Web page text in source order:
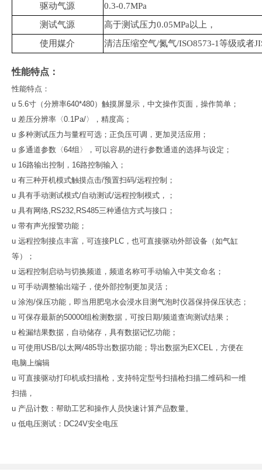
驱动气源
0.3-0.7MPa
测试气源
高于测试压力0.05MPa以上，
使用媒介
清洁压缩空气/氮气/ISO8573-1等级或者
性能特点：
性能特点：
u 5.6寸（分辨率640*480）触摸屏显示，中文操作页面，操作简单；
u 差压分辨率〈0.1Pa/〉，精度高；
u 多种测试压力与量程可选；正负压可调，更加灵活应用；
u 多通道参数〈64组〉，可以容易的进行参数通道的选择与设定；
u 16路输出控制，16路控制输入；
u 有三种开机模式触摸点击/预置扫码/远程控制；
u 具有手动测试模式/自动测试/远程控制模式，；
u 具有网络,RS232,RS485三种通信方式与接口；
u 带有声光报警功能；
u 远程控制接点丰富，可连接PLC，也可直接驱动外部设备（如气缸
等）；
u 远程控制启动与切换频道，频道名称可手动输入中英文命名；
u 可手动调整输出端子，使外部控制更加灵活；
u 涂泡/保压功能，即当用肥皂水会浸水目测气泡时仪器保持保压状态；
u 可保存最新的50000组检测数据，可按日期/频道查询测试结果；
u 检漏结果数据，自动储存，具有数据记忆功能；
u 可使用USB/以太网/485导出数据功能；导出数据为EXCEL，方便在
电脑上编辑
u 可直接驱动打印机或扫描枪，支持特定型号扫描枪扫描二维码和一维
扫描，
u 产品计数：帮助工艺和操作人员快速计算产品数量。
u 低电压测试：DC24V安全电压